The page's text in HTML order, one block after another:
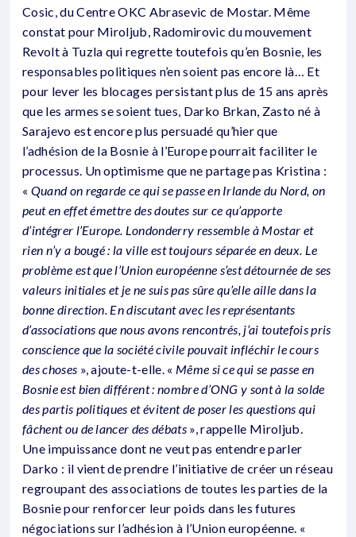
Cosic, du Centre OKC Abrasevic de Mostar. Même
constat pour Miroljub, Radomirovic du mouvement
Revolt à Tuzla qui regrette toutefois qu’en Bosnie, les
responsables politiques n’en soient pas encore là… Et
pour lever les blocages persistant plus de 15 ans après
que les armes se soient tues, Darko Brkan, Zasto né à
Sarajevo est encore plus persuadé qu’hier que
l’adhésion de la Bosnie à l’Europe pourrait faciliter le
processus. Un optimisme que ne partage pas Kristina :
« Quand on regarde ce qui se passe en Irlande du Nord, on
peut en effet émettre des doutes sur ce qu’apporte
d’intégrer l’Europe. Londonderry ressemble à Mostar et
rien n’y a bougé : la ville est toujours séparée en deux. Le
problème est que l’Union européenne s’est détournée de ses
valeurs initiales et je ne suis pas sûre qu’elle aille dans la
bonne direction. En discutant avec les représentants
d’associations que nous avons rencontrés, j’ai toutefois pris
conscience que la société civile pouvait infléchir le cours
des choses », ajoute-t-elle. « Même si ce qui se passe en
Bosnie est bien différent : nombre d’ONG y sont à la solde
des partis politiques et évitent de poser les questions qui
fâchent ou de lancer des débats», rappelle Miroljub.
Une impuissance dont ne veut pas entendre parler
Darko : il vient de prendre l’initiative de créer un réseau
regroupant des associations de toutes les parties de la
Bosnie pour renforcer leur poids dans les futures
négociations sur l’adhésion à l’Union européenne. «